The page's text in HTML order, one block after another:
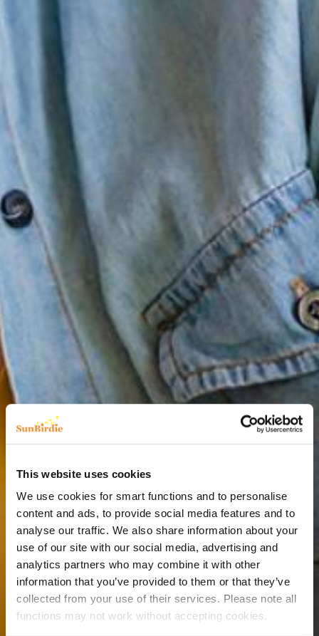
This website uses cookies
We use cookies for smart functions and to personalise
content and ads, to provide social media features and to
analyse our traffic. We also share information about your
use of our site with our social media, advertising and
analytics partners who may combine it with other
information that you’ve provided to them or that they’ve
collected from your use of their services. Please note all
functions may not work without accepting cookies.